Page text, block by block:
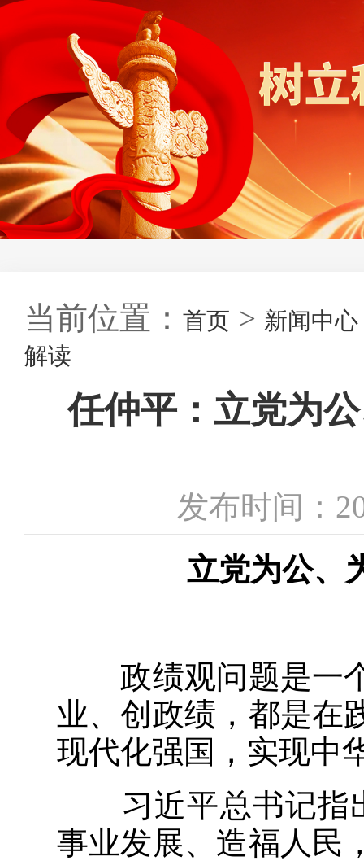
当前位置： 首页 > 新闻中心
解读
任仲平：立党为
发布时间：
立党为公、
政绩观问题是一个
业、创政绩，都是在
现代化强国，实现中
习近平总书记指出
事业发展、造福人民